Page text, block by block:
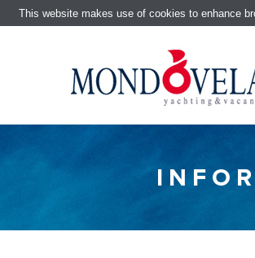
This website makes use of cookies to enhance